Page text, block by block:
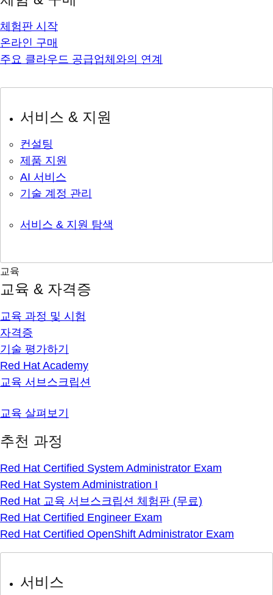
체험판 시작
온라인 구매
주요 클라우드 공급업체와의 연계
서비스 & 지원
컨설팅
제품 지원
AI 서비스
기술 계정 관리
서비스 & 지원 탐색
교육
교육 & 자격증
교육 과정 및 시험
자격증
기술 평가하기
Red Hat Academy
교육 서브스크립션
교육 살펴보기
추천 과정
Red Hat Certified System Administrator Exam
Red Hat System Administration I
Red Hat 교육 서브스크립션 체험판 (무료)
Red Hat Certified Engineer Exam
Red Hat Certified OpenShift Administrator Exam
서비스